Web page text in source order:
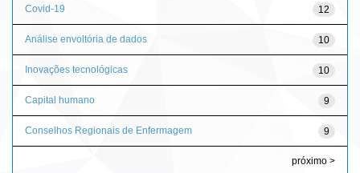
12
Covid-19
10
Análise envoltória de dados
10
Inovações tecnológicas
9
Capital humano
9
Conselhos Regionais de Enfermagem
próximo >